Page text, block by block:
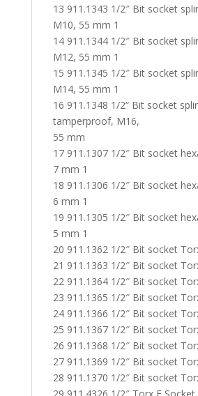
13 911.1343 1/2″ Bit socket
M10, 55 mm 1
14 911.1344 1/2″ Bit socket
M12, 55 mm 1
15 911.1345 1/2″ Bit socket
M14, 55 mm 1
16 911.1348 1/2“ Bit socket
tamperproof, M16,
55 mm
17 911.1307 1/2″ Bit socket
7 mm 1
18 911.1306 1/2″ Bit socket
6 mm 1
19 911.1305 1/2″ Bit socket
5 mm 1
20 911.1362 1/2″ Bit socket
21 911.1363 1/2″ Bit socket
22 911.1364 1/2″ Bit socket
23 911.1365 1/2″ Bit socket
24 911.1366 1/2″ Bit socket
25 911.1367 1/2″ Bit socket
26 911.1368 1/2″ Bit socket
27 911.1369 1/2″ Bit socket
28 911.1370 1/2″ Bit socket